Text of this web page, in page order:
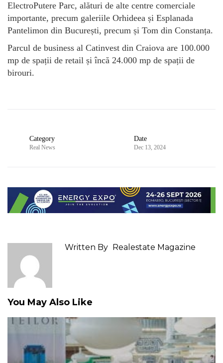
ElectroPutere Parc, alături de alte centre comerciale
importante, precum galeriile Orhideea și Esplanada
Pantelimon din București, precum și Tom din Constanța.
Parcul de business al Catinvest din Craiova are 100.000
mp de spații de retail și încă 24.000 mp de spații de
birouri.
Category
Real News
Date
Dec 13, 2024
Written By Realestate Magazine
You May Also Like